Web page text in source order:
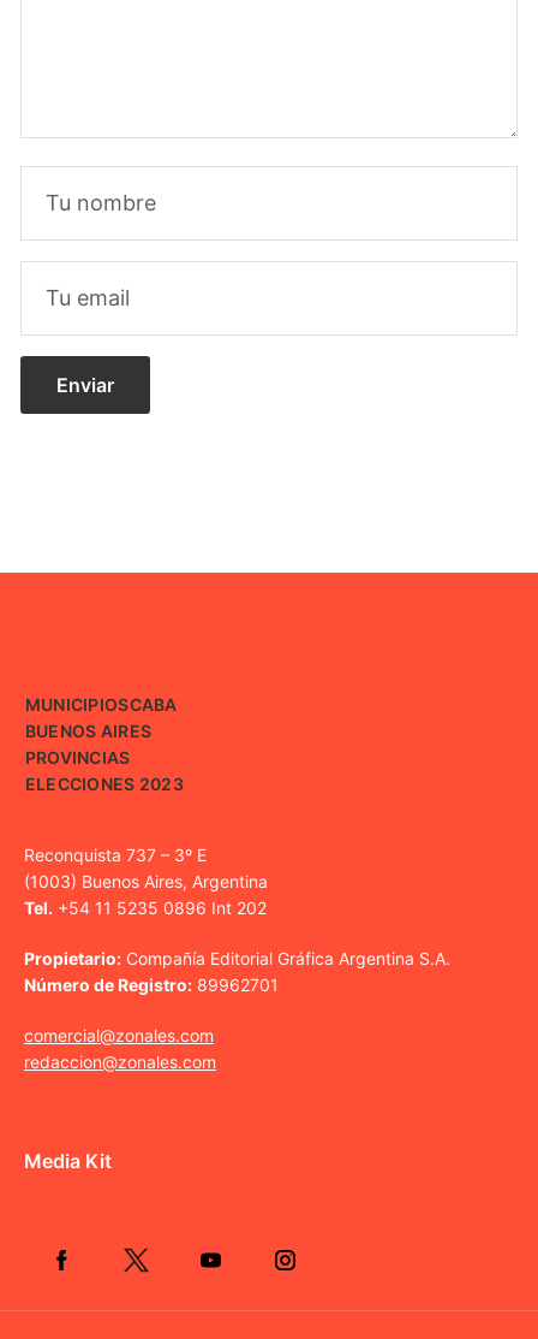
MUNICIPIOSCABA
BUENOS AIRES
PROVINCIAS
ELECCIONES 2023
Reconquista 737 – 3º E
(1003) Buenos Aires, Argentina
Tel. +54 11 5235 0896 Int 202
Propietario: Compañía Editorial Gráfica Argentina S.A.
Número de Registro: 89962701
comercial@zonales.com
redaccion@zonales.com
Media Kit